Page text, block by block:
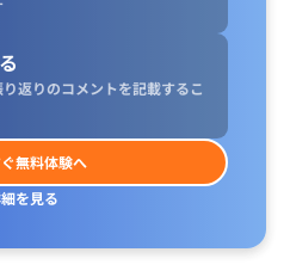
返りのコメントを記載するこ
無料体験へ
を見る